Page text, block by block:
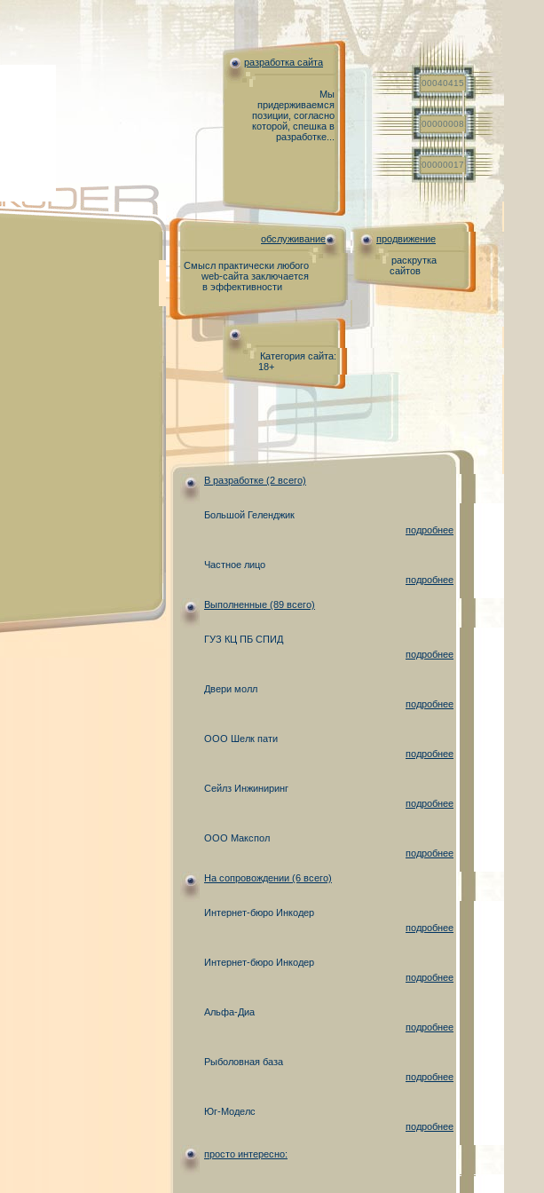
разработка сайта
Мы
придерживаемся
позиции, согласно
которой, спешка в
разработке...
00040415
00000008
00000017
обслуживание
Смысл практически любого
web-сайта заключается
в эффективности
продвижение
раскрутка
сайтов
Категория сайта:
18+
В разработке (2 всего)
Большой Геленджик
подробнее
Частное лицо
подробнее
Выполненные (89 всего)
ГУЗ КЦ ПБ СПИД
подробнее
Двери молл
подробнее
ООО Шелк пати
подробнее
Сейлз Инжиниринг
подробнее
ООО Макспол
подробнее
На сопровождении (6 всего)
Интернет-бюро Инкодер
подробнее
Интернет-бюро Инкодер
подробнее
Альфа-Диа
подробнее
Рыболовная база
подробнее
Юг-Моделс
подробнее
просто интересно: